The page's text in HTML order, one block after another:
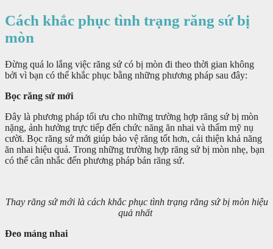
Cách khắc phục tình trạng răng sứ bị
mòn
Đừng quá lo lắng việc răng sứ có bị mòn đi theo thời gian không
bởi vì bạn có thể khắc phục bằng những phương pháp sau đây:
Bọc răng sứ mới
Đây là phương pháp tối ưu cho những trường hợp răng sứ bị mòn
nặng, ảnh hưởng trực tiếp đến chức năng ăn nhai và thẩm mỹ nụ
cười. Bọc răng sứ mới giúp bảo vệ răng tốt hơn, cải thiện khả năng
ăn nhai hiệu quả. Trong những trường hợp răng sứ bị mòn nhẹ, bạn
có thể cân nhắc đến phương pháp bán răng sứ.
Thay răng sứ mới là cách khắc phục tình trạng răng sứ bị mòn hiệu
quả nhất
Đeo máng nhai